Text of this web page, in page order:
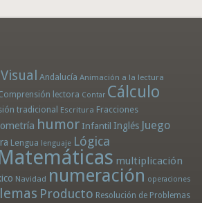
Andalucía Animación a la lectura
lectora Contar Cálculo
tradicional Escritura Fracciones
humor Infantil Inglés Juego
Lengua lenguaje Lógica
multiplicación
Navidad numeración operaciones
Producto Resolución de Problemas